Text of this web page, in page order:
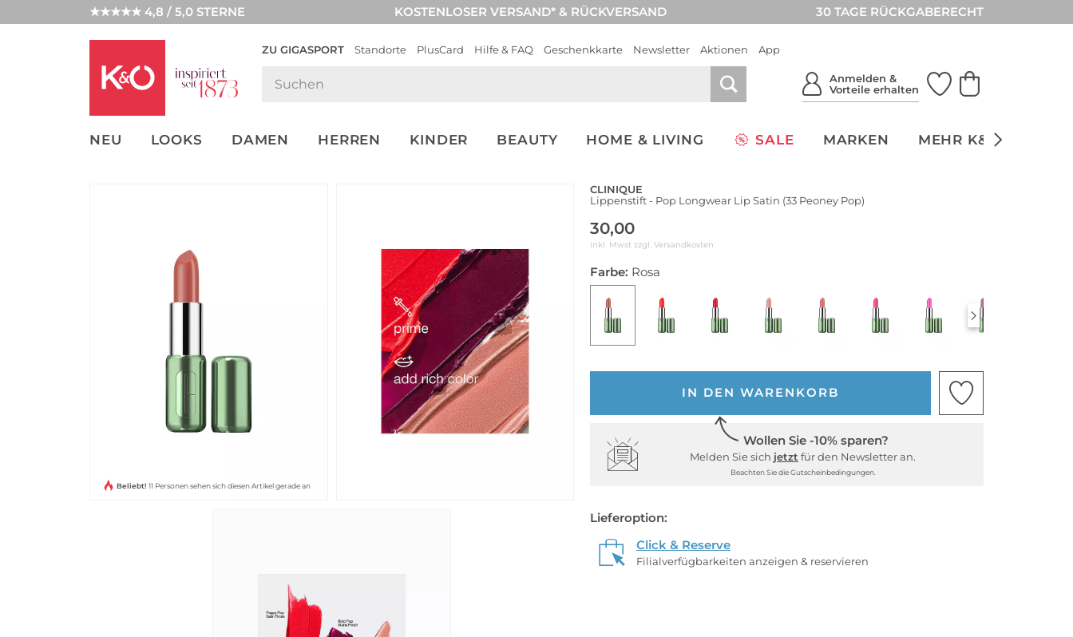
★★★★★ 4,8 / 5,0 STERNE KOSTENLOSER VERSAND* & RÜCKVERSAND 30 TAGE RÜCKGABERECHT
ZU GIGASPORT Standorte PlusCard Hilfe & FAQ Geschenkkarte Newsletter Aktionen App
Anmelden &
Vorteile erhalten
NEU LOOKS DAMEN HERREN KINDER BEAUTY HOME & LIVING SALE MARKEN MEHR K&Ö
UNSERE APP
CLICK &
Beliebt! 11 Personen sehen sich diesen Artikel gerade an
CLINIQUE
Lippenstift - Pop Longwear Lip Satin (33 Peoney Pop)
30,00
inkl. Mwst zzgl. Versandkosten
Farbe: Rosa
IN DEN WARENKORB
Wollen Sie -10% sparen?
Melden Sie sich jetzt für den Newsletter an.
Beachten Sie die Gutscheinbedingungen.
Lieferoption:
Click & Reserve
Filialverfügbarkeiten anzeigen & reservieren